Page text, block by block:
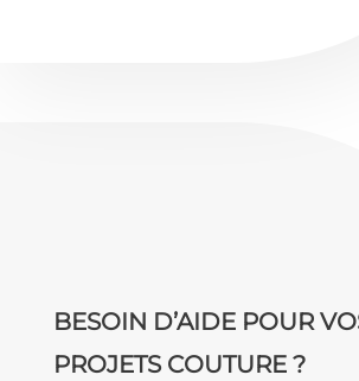
BESOIN D’AIDE POUR
PROJETS COUTURE ?